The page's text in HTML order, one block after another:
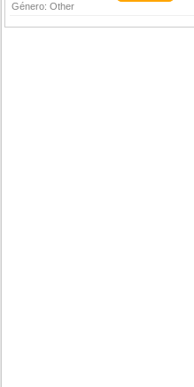
Género:Other